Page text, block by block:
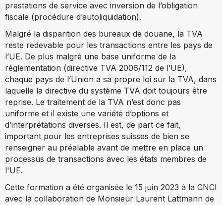
prestations de service avec inversion de l’obligation
fiscale (procédure d’autoliquidation).
Malgré la disparition des bureaux de douane, la TVA
reste redevable pour les transactions entre les pays de
l’UE. De plus malgré une base uniforme de la
réglementation (directive TVA 2006/112 de l’UE),
chaque pays de l’Union a sa propre loi sur la TVA, dans
laquelle la directive du système TVA doit toujours être
reprise. Le traitement de la TVA n’est donc pas
uniforme et il existe une variété d’options et
d’interprétations diverses. Il est, de part ce fait,
important pour les entreprises suisses de bien se
renseigner au préalable avant de mettre en place un
processus de transactions avec les états membres de
l'UE.
Cette formation a été organisée le 15 juin 2023 à la CNCI
avec la collaboration de Monsieur Laurent Lattmann de